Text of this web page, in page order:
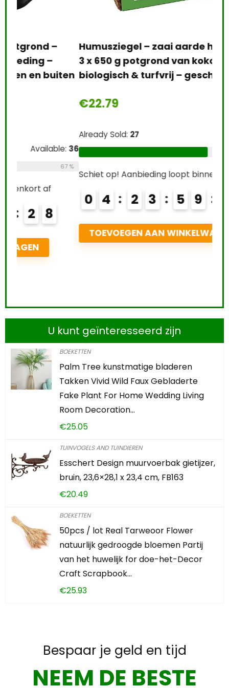
Humusziegel – zaai aarde humus- 27 L –
3 x 650 g potgrond van kokosvezel –
biologisch & turfvrij – geschikt als…
Schiet op! Aanbieding loopt binnenkort af
3 5 9 2 7
TOEVOEGEN AAN WINKELWAGEN
U kunt geïnteresseerd zijn
BOEKETTEN
Palm Tree kunstmatige bladeren
Takken Vivid Wild Faux Gebladerte
Fake Plant For Home Wedding Living
Room Decoration…
€25.05
TUINVOGELS AND TUINDIEREN
Esschert Design muurvoerbak gietijzer,
bruin, 23,6×28,1 x 23,4 cm, FB163
€20.49
BOEKETTEN
50pcs / lot Real Tarweoor Flower
natuurlijk gedroogde bloemen Partij
van het huwelijk for doe-het-Decor
Craft Scrapbook…
€25.93
Bespaar je geld en tijd
NEEM DE BESTE